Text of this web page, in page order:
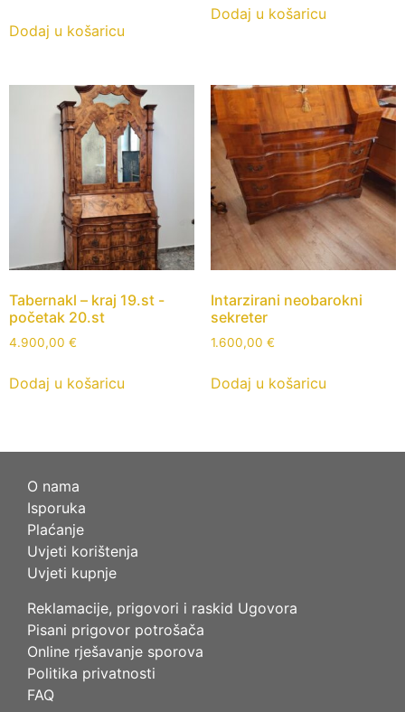
Dodaj u košaricu
Dodaj u košaricu
Tabernakl – kraj 19.st -
početak 20.st
4.900,00 €
Dodaj u košaricu
Intarzirani neobarokni
sekreter
1.600,00 €
Dodaj u košaricu
O nama
Isporuka
Plaćanje
Uvjeti korištenja
Uvjeti kupnje
Reklamacije, prigovori i raskid Ugovora
Pisani prigovor potrošača
Online rješavanje sporova
Politika privatnosti
FAQ